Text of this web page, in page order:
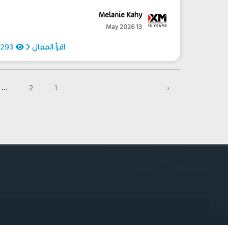
Melanie Kahy
13 May 2026
اقرأ المقال
‹
1
2
...